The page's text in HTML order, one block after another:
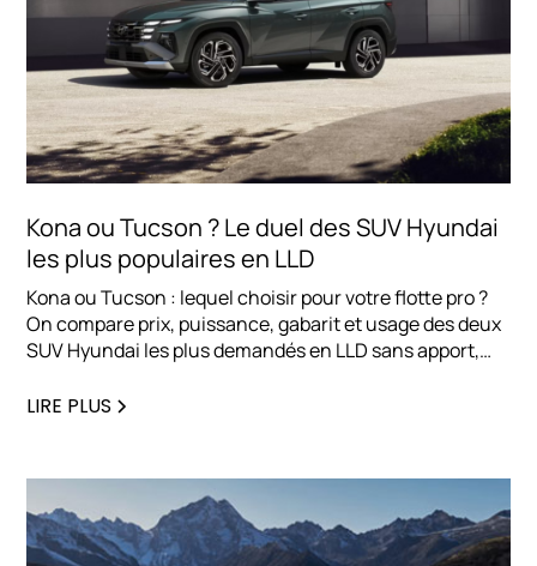
Kona ou Tucson ? Le duel des SUV Hyundai
les plus populaires en LLD
Kona ou Tucson : lequel choisir pour votre flotte pro ?
On compare prix, puissance, gabarit et usage des deux
SUV Hyundai les plus demandés en LLD sans apport,
LIRE PLUS